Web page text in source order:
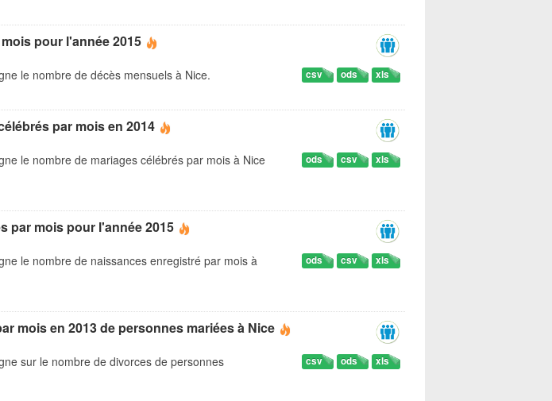
pour l'année 2015
xls
ods
csv
le nombre de décès mensuels à Nice.
par mois en 2014
xls
csv
ods
le nombre de mariages célébrés par mois à Nice
par mois pour l'année 2015
xls
csv
ods
le nombre de naissances enregistré par mois à
mois en 2013 de personnes mariées à Nice
xls
ods
csv
sur le nombre de divorces de personnes